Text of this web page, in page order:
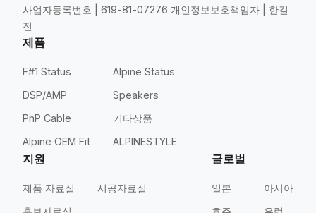
사업자등록번호 | 619-81-07276 개인정보보호책임자 | 한길
전
제품
F#1 Status
Alpine Status
DSP/AMP
Speakers
PnP Cable
기타상품
Alpine OEM Fit
ALPINESTYLE
지원
제품 자료실
시공자료실
글로벌
일본
아시아